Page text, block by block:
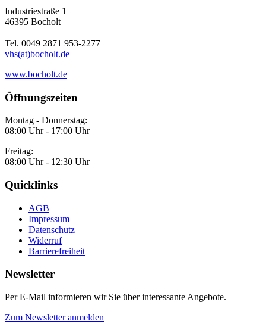
Industriestraße 1
46395 Bocholt
Tel. 0049 2871 953-2277
vhs(at)bocholt.de
www.bocholt.de
Öffnungszeiten
Montag - Donnerstag:
08:00 Uhr - 17:00 Uhr
Freitag:
08:00 Uhr - 12:30 Uhr
Quicklinks
AGB
Impressum
Datenschutz
Widerruf
Barrierefreiheit
Newsletter
Per E-Mail informieren wir Sie über interessante Angebote.
Zum Newsletter anmelden